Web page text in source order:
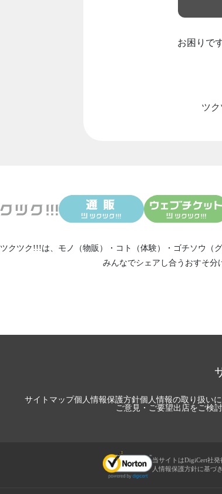
お困りで
ツ
ツクツク!!!は、 モノ（物販） ・ コト（体験） ・ ゴチソウ（グ
みんなでシェアし合う おすそ分
サイトマップ個人情報保護方針個人情報の取り扱い
ご意見・ご要望出店をご検
当サイトはDigiCert社
人情報保護方針に基づ